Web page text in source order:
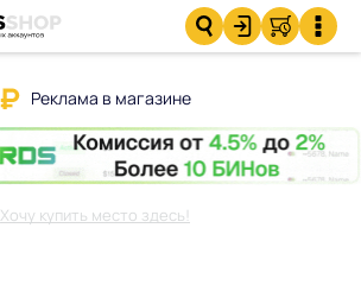
Реклама в магазине
Хочу купить место здесь!